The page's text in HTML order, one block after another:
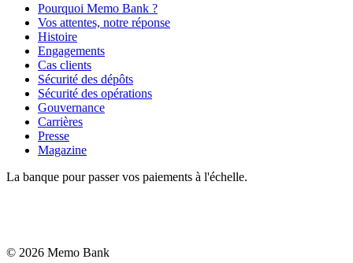
Pourquoi Memo Bank ?
Vos attentes, notre réponse
Histoire
Engagements
Cas clients
Sécurité des dépôts
Sécurité des opérations
Gouvernance
Carrières
Presse
Magazine
La banque pour passer vos paiements à l'échelle.
© 2026 Memo Bank